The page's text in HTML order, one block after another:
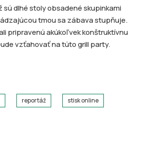
sú dlhé stoly obsadené skupinkami
tmou sa zábava stupňuje.
pripravenú akúkoľvek konštruktívnu
vzťahovať na túto grill party.
reportáž stisk online